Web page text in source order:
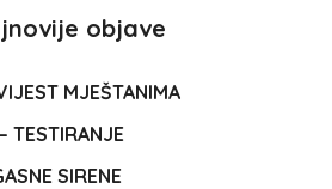
objave
MJEŠTANIMA
TESTIRANJE
SIRENE